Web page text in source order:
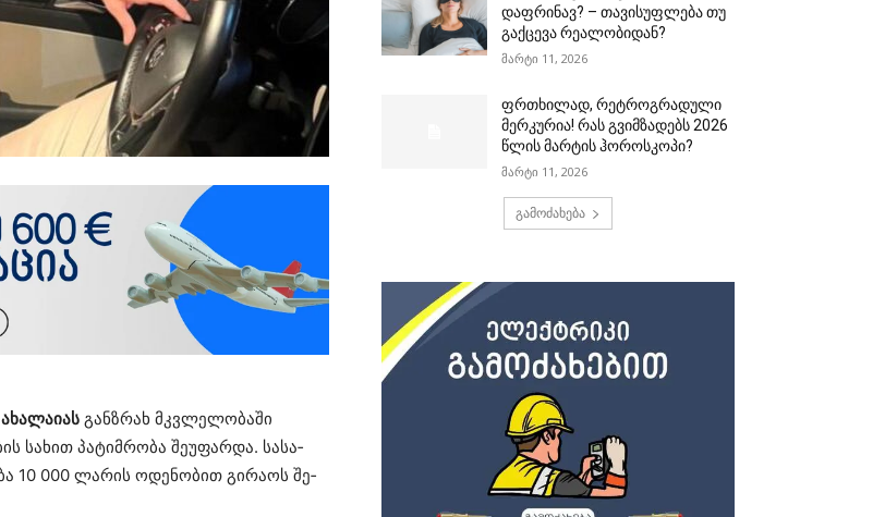
გან­ზრახ მკვლე­ლო­ბა­ში
სა­ხით პა­ტიმ­რო­ბა შე­უ­ფარ­და. სა­სა­
10 000 ლა­რის ოდე­ნო­ბით გი­რა­ოს შე­
დაფრინავ? – თავისუფლება თუ
გაქცევა რეალობიდან?
მარტი 11, 2026
ფრთხილად, რეტროგრადული
მერკურია! რას გვიმზადებს 2026
წლის მარტის ჰოროსკოპი?
მარტი 11, 2026
გამოძახება